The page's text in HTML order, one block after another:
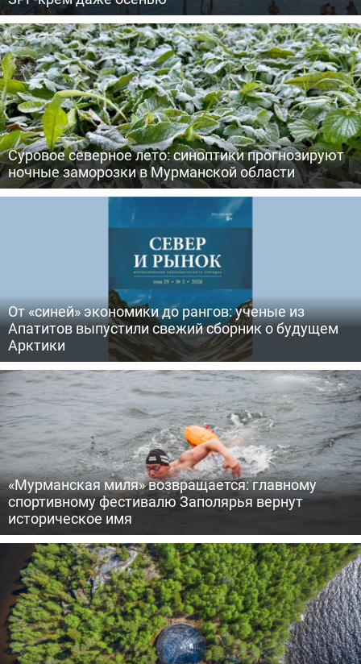
Суровое северное лето: синоптики прогнозируют
ночные заморозки в Мурманской области
От «синей» экономики до рангов: ученые из
Апатитов выпустили свежий сборник о будущем
Арктики
«Мурманская миля» возвращается: главному
спортивному фестивалю Заполярья вернут
историческое имя